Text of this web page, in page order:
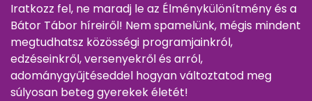
Iratkozz fel, ne maradj le az Élménykülönítmény és a
Bátor Tábor híreiről! Nem spamelünk, mégis mindent
megtudhatsz közösségi programjainkról,
edzéseinkről, versenyekről és arról,
adománygyűjtéseddel hogyan változtatod meg
súlyosan beteg gyerekek életét!